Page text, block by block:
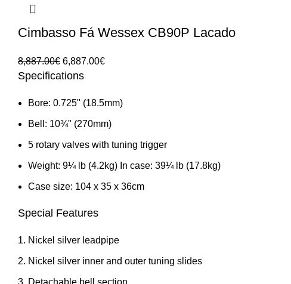
Cimbasso Fá Wessex CB90P Lacado
8,887.00€ O
preço
era:
8,887.00€.
6,887.00€O
é:
6,887.00€.
Specifications
Bore: 0.725" (18.5mm)
Bell: 10¾" (270mm)
5 rotary valves with tuning trigger
Weight: 9¼ lb (4.2kg) In case: 39¼ lb (17.8kg)
Case size: 104 x 35 x 36cm
Special Features
Nickel silver leadpipe
Nickel silver inner and outer tuning slides